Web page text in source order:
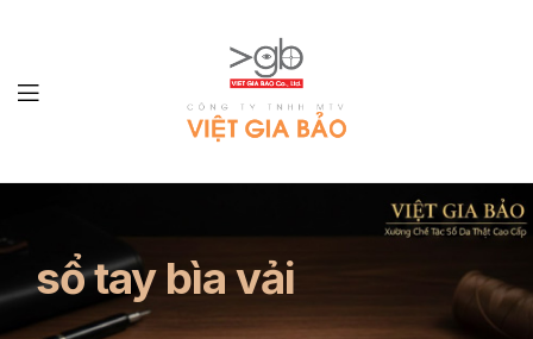
LÀM
SỔ
TAY
sổ tay bìa vải